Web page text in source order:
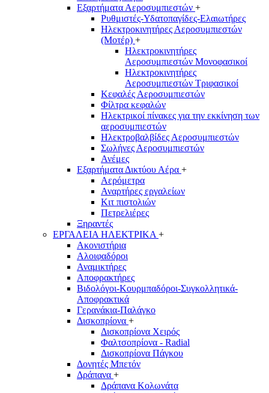
Εξαρτήματα Αεροσυμπιεστών +
Ρυθμιστές-Υδατοπαγίδες-Ελαιωτήρες
Ηλεκτροκινητήρες Αεροσυμπιεστών
(Μοτέρ) +
Ηλεκτροκινητήρες
Αεροσυμπιεστών Μονοφασικοί
Ηλεκτροκινητήρες
Αεροσυμπιεστών Τριφασικοί
Κεφαλές Αεροσυμπιεστών
Φίλτρα κεφαλών
Ηλεκτρικοί πίνακες για την εκκίνηση των
αεροσυμπιεστών
Ηλεκτροβαλβίδες Αεροσυμπιεστών
Σωλήνες Αεροσυμπιεστών
Ανέμες
Εξαρτήματα Δικτύου Αέρα +
Αερόμετρα
Αναρτήρες εργαλείων
Κιτ πιστολιών
Πετρελιέρες
Ξηραντές
ΕΡΓΑΛΕΙΑ ΗΛΕΚΤΡΙΚΑ +
Ακονιστήρια
Αλοιφαδόροι
Αναμικτήρες
Αποφρακτήρες
Βιδολόγοι-Κουρμπαδόροι-Συγκολλητικά-
Αποφρακτικά
Γερανάκια-Παλάγκο
Δισκοπρίονα +
Δισκοπρίονα Χειρός
Φαλτσοπρίονα - Radial
Δισκοπρίονα Πάγκου
Δονητές Μπετόν
Δράπανα +
Δράπανα Κολωνάτα